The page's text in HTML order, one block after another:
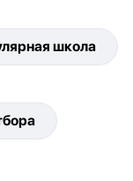
школа